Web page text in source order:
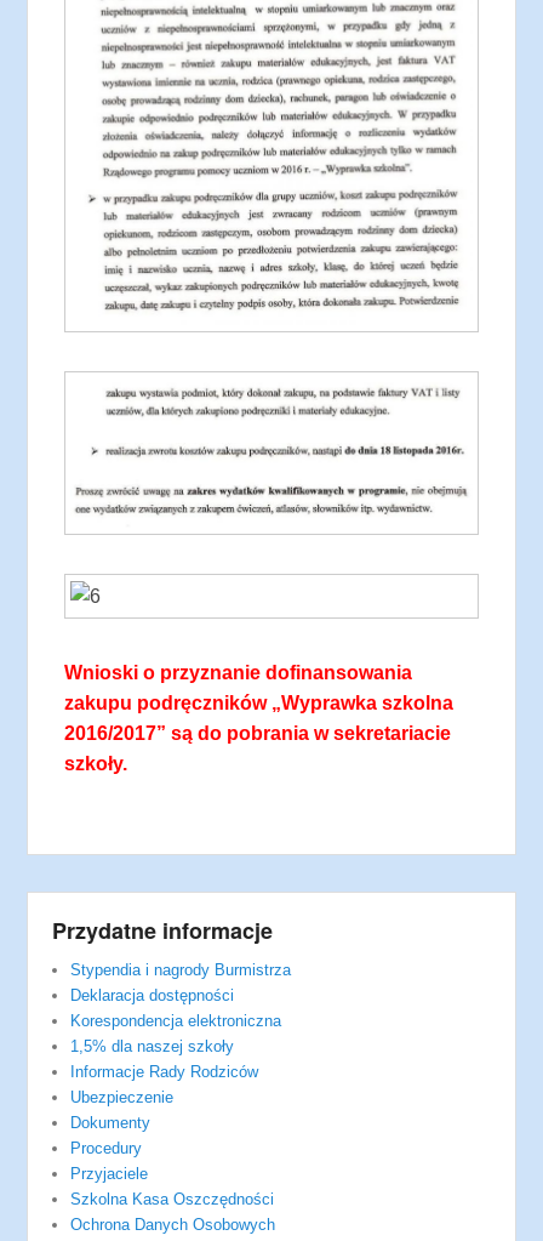
Wnioski o przyznanie dofinansowania
zakupu podręczników „Wyprawka szkolna
2016/2017” są do pobrania w sekretariacie
szkoły.
Przydatne informacje
Stypendia i nagrody Burmistrza
Deklaracja dostępności
Korespondencja elektroniczna
1,5% dla naszej szkoły
Informacje Rady Rodziców
Ubezpieczenie
Dokumenty
Procedury
Przyjaciele
Szkolna Kasa Oszczędności
Ochrona Danych Osobowych